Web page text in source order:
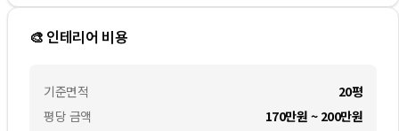
🎨 인테리어 비용
기준면적
평당 금액
20평
170만원 ~ 200만원